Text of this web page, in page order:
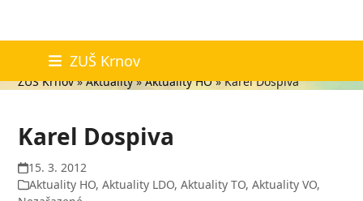
content
ZUŠ Krnov
Aktuality
ZUŠ Krnov»Aktuality»Aktuality HO»Karel Dospiva
Karel Dospiva
15. 3. 2012
Aktuality HO,Aktuality LDO,Aktuality TO,Aktuality VO,